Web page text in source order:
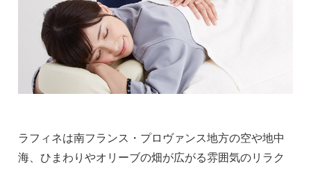
ラフィネは南フランス・プロヴァンス地方の空や地中
海、ひまわりやオリーブの畑が広がる雰囲気のリラク